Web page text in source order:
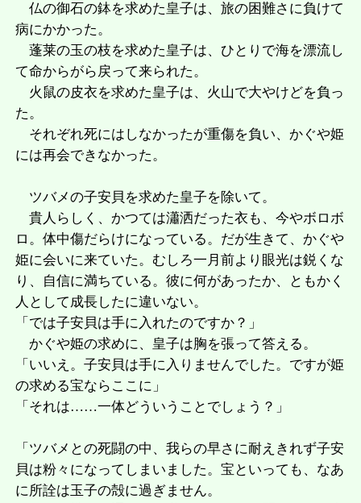
仏の御石の鉢を求めた皇子は、旅の困難さに負けて
病にかかった。
蓬莱の玉の枝を求めた皇子は、ひとりで海を漂流し
て命からがら戻って来られた。
火鼠の皮衣を求めた皇子は、火山で大やけどを負っ
た。
それぞれ死にはしなかったが重傷を負い、かぐや姫
には再会できなかった。
ツバメの子安貝を求めた皇子を除いて。
貴人らしく、かつては瀟洒だった衣も、今やボロボ
ロ。体中傷だらけになっている。だが生きて、かぐや
姫に会いに来ていた。むしろ一月前より眼光は鋭くな
り、自信に満ちている。彼に何があったか、ともかく
人として成長したに違いない。
「では子安貝は手に入れたのですか？」
かぐや姫の求めに、皇子は胸を張って答える。
「いいえ。子安貝は手に入りませんでした。ですが姫
の求める宝ならここに」
「それは……一体どういうことでしょう？」
「ツバメとの死闘の中、我らの早さに耐えきれず子安
貝は粉々になってしまいました。宝といっても、なあ
に所詮は玉子の殻に過ぎません。